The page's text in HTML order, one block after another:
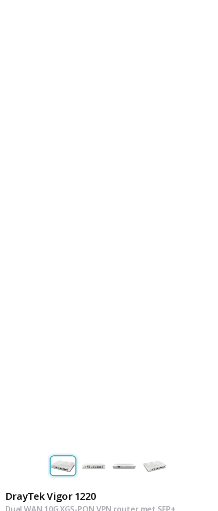
DrayTek Vigor 1220
Dual WAN 10G XGS-PON VPN router met SFP+